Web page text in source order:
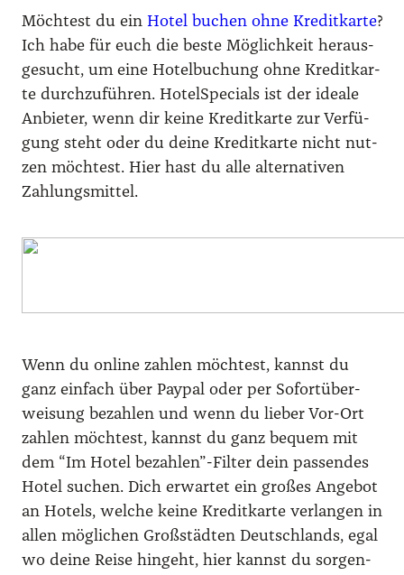
Möch­test du ein Hotel buchen ohne Kre­dit­kar­te?
Ich habe für euch die bes­te Mög­lich­keit her­aus­
ge­sucht, um eine Hotel­bu­chung ohne Kre­dit­kar­
te durch­zu­füh­ren. Hotel­Spe­cials ist der idea­le
Anbie­ter, wenn dir kei­ne Kre­dit­kar­te zur Ver­fü­
gung steht oder du dei­ne Kre­dit­kar­te nicht nut­
zen möch­test. Hier hast du alle alter­na­ti­ven
Zah­lungs­mit­tel.
Wenn du online zah­len möch­test, kannst du
ganz ein­fach über Pay­pal oder per Sofort­über­
wei­sung bezah­len und wenn du lie­ber Vor-Ort
zah­len möch­test, kannst du ganz bequem mit
dem “Im Hotel bezahlen”-Filter dein pas­sen­des
Hotel suchen. Dich erwar­tet ein gro­ßes Ange­bot
an Hotels, wel­che kei­ne Kre­dit­kar­te ver­lan­gen in
allen mög­li­chen Groß­städ­ten Deutsch­lands, egal
wo dei­ne Rei­se hin­geht, hier kannst du sor­gen­